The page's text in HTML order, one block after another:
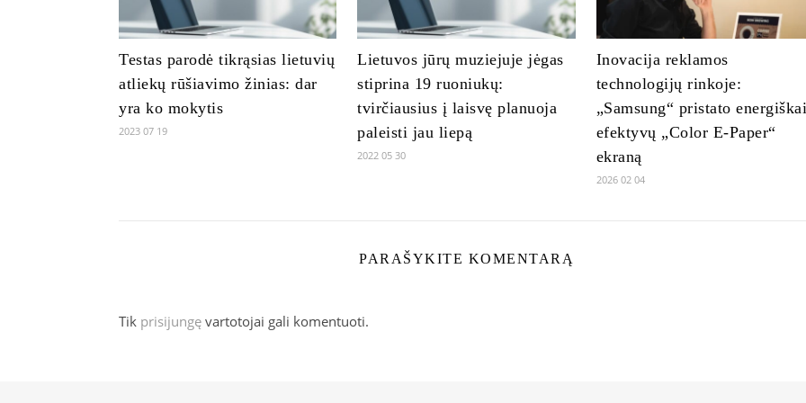
Testas parodė tikrąsias lietuvių
atliekų rūšiavimo žinias: dar
yra ko mokytis
2023 07 19
Lietuvos jūrų muziejuje jėgas
stiprina 19 ruoniukų:
tvirčiausius į laisvę planuoja
paleisti jau liepą
2022 05 30
Inovacija reklamos
technologijų rinkoje:
„Samsung“ pristato
efektyvų „Color E-Paper“
ekraną
2026 02 04
PARAŠYKITE KOMENTARĄ
Tik prisijungę vartotojai gali komentuoti.